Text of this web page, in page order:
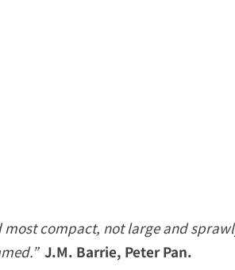
compact, not large and
J.M. Barrie, Peter Pan.